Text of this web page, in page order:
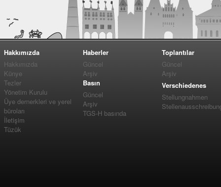
Hakkımızda
Hakkımızda
Künye
Tezler
Yönetim Kurulu
Üye dernerkleri ve yerel
büroları
İletişim
Tüzük
Haberler
Güncel
Arşiv
Basın
Güncel
Arşiv
TGS-H basında
Toplantılar
Güncel
Arşiv
Verschiedenes
Stellungnahmen